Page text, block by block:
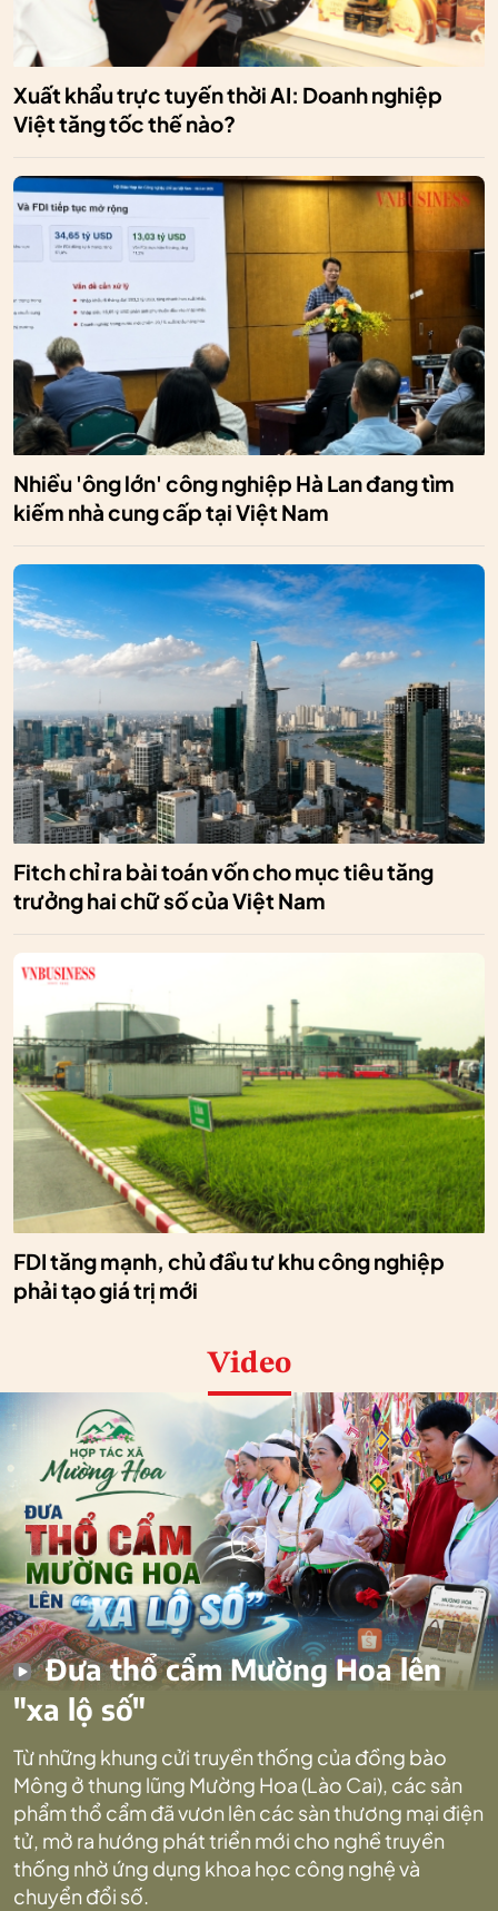
Xuất khẩu trực tuyến thời AI: Doanh nghiệp
Việt tăng tốc thế nào?
Nhiều 'ông lớn' công nghiệp Hà Lan đang tìm
kiếm nhà cung cấp tại Việt Nam
Fitch chỉ ra bài toán vốn cho mục tiêu tăng
trưởng hai chữ số của Việt Nam
FDI tăng mạnh, chủ đầu tư khu công nghiệp
phải tạo giá trị mới
Video
Đưa thổ cẩm Mường Hoa lên
"xa lộ số"
Từ những khung cửi truyền thống của đồng bào
Mông ở thung lũng Mường Hoa (Lào Cai), các sản
phẩm thổ cẩm đã vươn lên các sàn thương mại điện
tử, mở ra hướng phát triển mới cho nghề truyền
thống nhờ ứng dụng khoa học công nghệ và
chuyển đổi số.